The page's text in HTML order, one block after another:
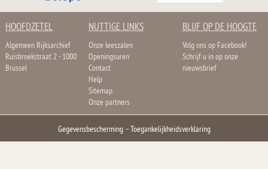
HOOFDZETEL
Algemeen Rijksarchief
Ruisbroekstraat 2 - 1000
Brussel
NUTTIGE LINKS
Onze leeszalen
Openingsuren
Contact
Help
Sitemap
Onze partners
BLIJF OP DE HOOGTE
Volg ons op Facebook!
Schrijf u in op onze
nieuwsbrief
Gegevensbescherming–Toegankelijkheidsverklaring